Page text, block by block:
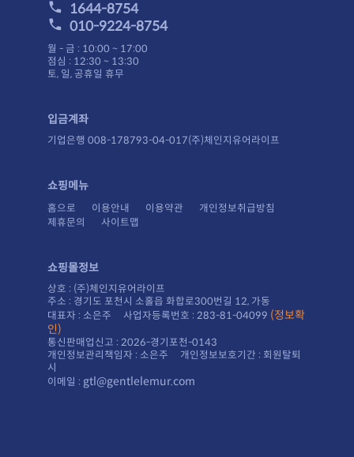
1644-8754
010-9224-8754
월 - 금 : 10:00 ~ 17:00
점심 : 12:30 ~ 13:30
토, 일, 공휴일 휴무
입금계좌
기업은행 008-178793-04-017(주)체인지유어라이프
쇼핑메뉴
홈으로 이용안내 이용약관
개인정보취급방침
제휴문의
사이트맵
쇼핑몰정보
상호 : (주)체인지유어라이프
주소 : 경기도 포천시 소홀읍 화합로300번길 12, 가동
대표자 : 소은주 사업자등록번호 : 283-81-04099
인)
통신판매업신고 : 2026-경기포천-0143
시
이메일 : gtl@gentlelemur.com